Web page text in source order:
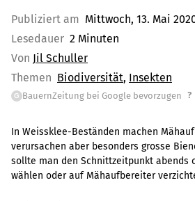
Publiziert am Mittwoch, 13. Mai
Lesedauer 2 Minuten
Von Jil Schuller
Themen Biodiversität Insekten
G BauernZeitung bei Google bevorzugen ?
In Weissklee-Beständen machen
verursachen aber besonders grosse
sollte man den Schnittzeitpunkt abends
wählen oder auf Mähaufbereiter